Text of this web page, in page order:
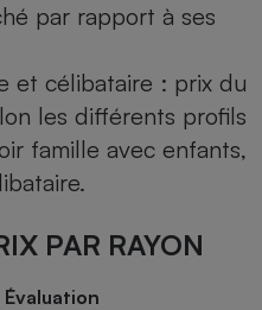
par rapport à ses
et célibataire : prix du
les différents profils
famille avec enfants,
PAR RAYON
Évaluation